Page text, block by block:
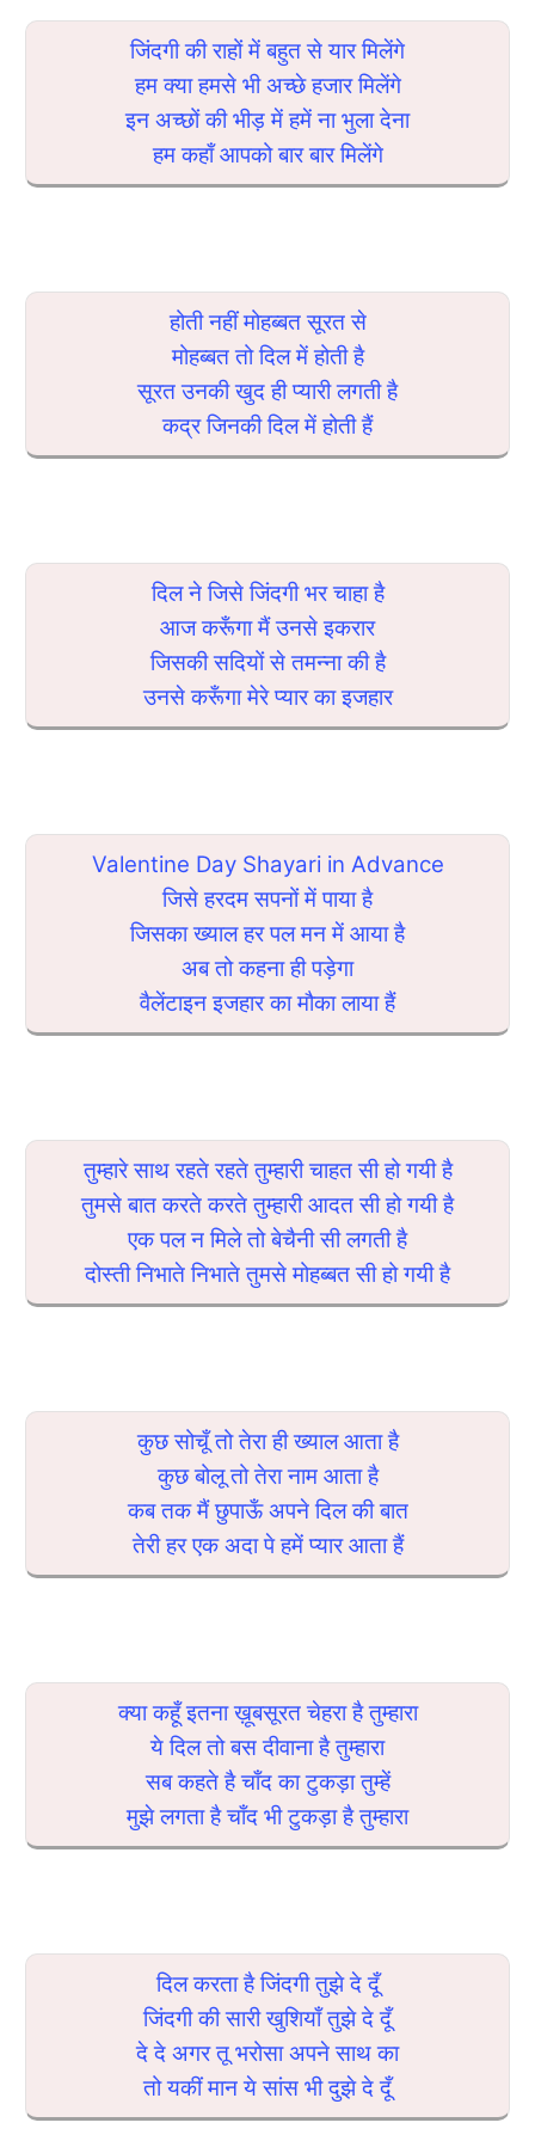
जिंदगी की राहों में बहुत से यार मिलेंगे
हम क्या हमसे भी अच्छे हजार मिलेंगे
इन अच्छों की भीड़ में हमें ना भुला देना
हम कहाँ आपको बार बार मिलेंगे
होती नहीं मोहब्बत सूरत से
मोहब्बत तो दिल में होती है
सूरत उनकी खुद ही प्यारी लगती है
कद्र जिनकी दिल में होती हैं
दिल ने जिसे जिंदगी भर चाहा है
आज करूँगा मैं उनसे इकरार
जिसकी सदियों से तमन्ना की है
उनसे करूँगा मेरे प्यार का इजहार
Valentine Day Shayari in Advance
जिसे हरदम सपनों में पाया है
जिसका ख्याल हर पल मन में आया है
अब तो कहना ही पड़ेगा
वैलेंटाइन इजहार का मौका लाया हैं
तुम्हारे साथ रहते रहते तुम्हारी चाहत सी हो गयी है
तुमसे बात करते करते तुम्हारी आदत सी हो गयी है
एक पल न मिले तो बेचैनी सी लगती है
दोस्ती निभाते निभाते तुमसे मोहब्बत सी हो गयी है
कुछ सोचूँ तो तेरा ही ख्याल आता है
कुछ बोलू तो तेरा नाम आता है
कब तक मैं छुपाऊँ अपने दिल की बात
तेरी हर एक अदा पे हमें प्यार आता हैं
क्या कहूँ इतना ख़ूबसूरत चेहरा है तुम्हारा
ये दिल तो बस दीवाना है तुम्हारा
सब कहते है चाँद का टुकड़ा तुम्हें
मुझे लगता है चाँद भी टुकड़ा है तुम्हारा
दिल करता है जिंदगी तुझे दे दूँ
जिंदगी की सारी खुशियाँ तुझे दे दूँ
दे दे अगर तू भरोसा अपने साथ का
तो यकीं मान ये सांस भी दुझे दे दूँ